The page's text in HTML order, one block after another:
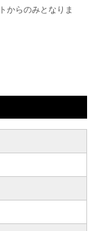
からのみとなりま